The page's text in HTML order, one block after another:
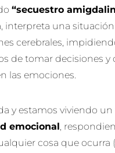
“secuestro
interpreta una
cerebrales,
de tomar decisiones y
las emociones.
y estamos viviendo
emocional,
cosa que ocurra